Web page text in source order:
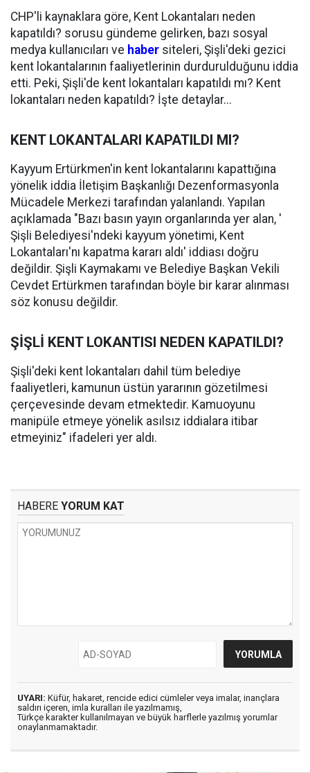
CHP'li kaynaklara göre, Kent Lokantaları neden
kapatıldı? sorusu gündeme gelirken, bazı sosyal
medya kullanıcıları ve haber siteleri, Şişli'deki gezici
kent lokantalarının faaliyetlerinin durdurulduğunu iddia
etti. Peki, Şişli'de kent lokantaları kapatıldı mı? Kent
lokantaları neden kapatıldı? İşte detaylar...
KENT LOKANTALARI KAPATILDI MI?
Kayyum Ertürkmen'in kent lokantalarını kapattığına
yönelik iddia İletişim Başkanlığı Dezenformasyonla
Mücadele Merkezi tarafından yalanlandı. Yapılan
açıklamada "Bazı basın yayın organlarında yer alan, '
Şişli Belediyesi'ndeki kayyum yönetimi, Kent
Lokantaları'nı kapatma kararı aldı' iddiası doğru
değildir. Şişli Kaymakamı ve Belediye Başkan Vekili
Cevdet Ertürkmen tarafından böyle bir karar alınması
söz konusu değildir.
ŞİŞLİ KENT LOKANTISI NEDEN KAPATILDI?
Şişli'deki kent lokantaları dahil tüm belediye
faaliyetleri, kamunun üstün yararının gözetilmesi
çerçevesinde devam etmektedir. Kamuoyunu
manipüle etmeye yönelik asılsız iddialara itibar
etmeyiniz" ifadeleri yer aldı.
HABERE YORUM KAT
UYARI: Küfür, hakaret, rencide edici cümleler veya imalar, inançlara
saldırı içeren, imla kuralları ile yazılmamış,
Türkçe karakter kullanılmayan ve büyük harflerle yazılmış yorumlar
onaylanmamaktadır.